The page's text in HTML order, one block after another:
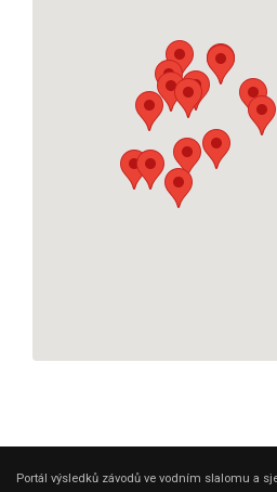
Portál výsledků závodů ve vodním slalomu a